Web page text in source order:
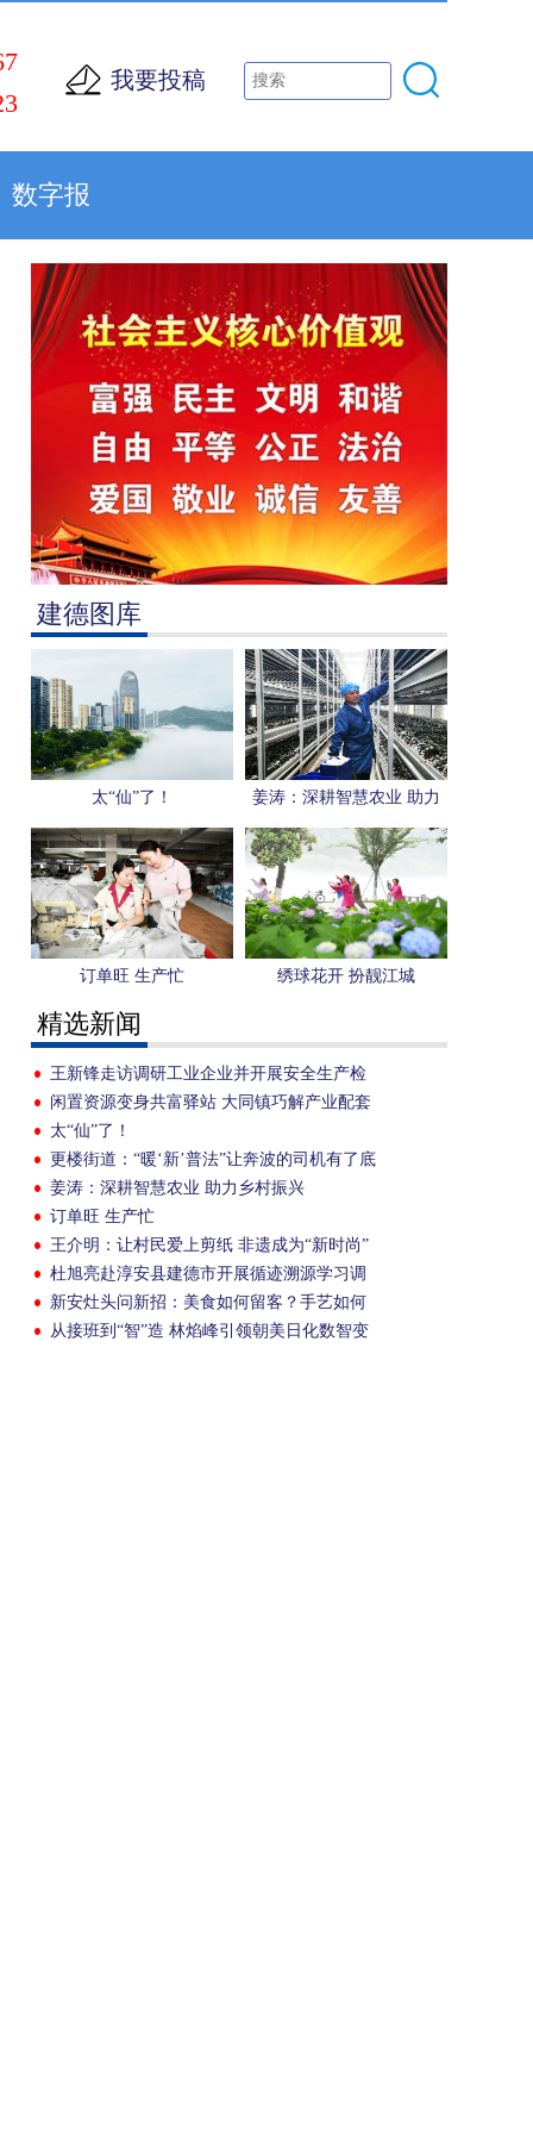
我要投稿
数字报
建德图库
太“仙”了！
姜涛：深耕智慧农业 助力
乡村振兴
订单旺 生产忙 绣球花开 扮靓江城
精选新闻
王新锋走访调研工业企业并开展安全生产检
查
闲置资源变身共富驿站 大同镇巧解产业配套
难题
太“仙”了！
更楼街道：“暖‘新’普法”让奔波的司机有了底
气
姜涛：深耕智慧农业 助力乡村振兴
订单旺 生产忙
王介明：让村民爱上剪纸 非遗成为“新时尚”
杜旭亮赴淳安县建德市开展循迹溯源学习调
研时强调牢固树立和践行正确政绩观 以实干
担当全力推动高质量发展
新安灶头问新招：美食如何留客？手艺如何
变经济？
从接班到“智”造 林焰峰引领朝美日化数智变